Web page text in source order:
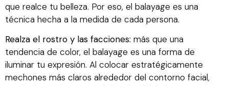
que realce tu belleza. Por eso, el balayage es una
técnica hecha a la medida de cada persona.
Realza el rostro y las facciones: más que una
tendencia de color, el balayage es una forma de
iluminar tu expresión. Al colocar estratégicamente
mechones más claros alrededor del contorno facial,